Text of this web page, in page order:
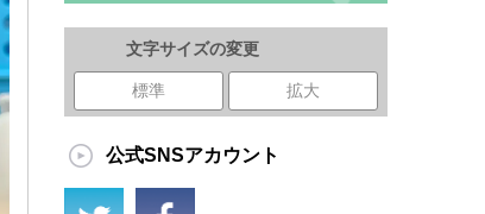
文字サイズの変更
標準 拡大
公式SNSアカウント